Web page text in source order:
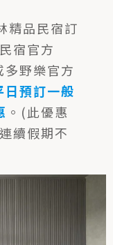
精品民宿訂
宿官方
野樂官方
日預訂一般
。(此優惠
續假期不